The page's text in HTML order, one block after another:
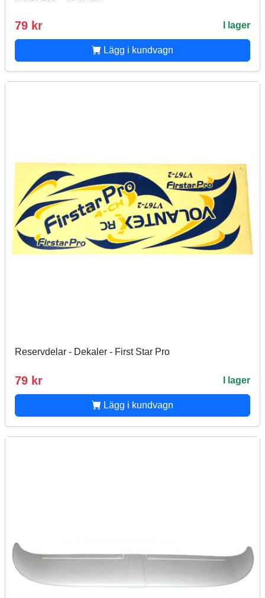
79 kr I lager
Lägg i kundvagn
Reservdelar - Dekaler - First Star Pro
79 kr I lager
Lägg i kundvagn